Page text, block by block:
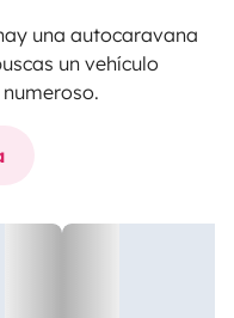
una autocaravana
un vehículo